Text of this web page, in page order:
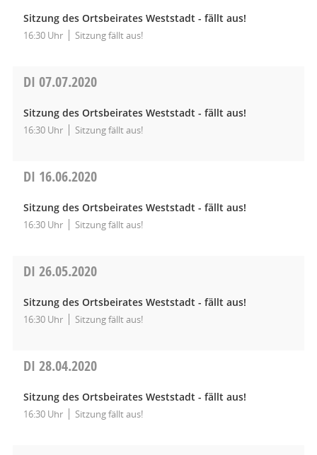
Sitzung des Ortsbeirates Weststadt - fällt aus!
16:30 Uhr Sitzung fällt aus!
DI 07.07.2020
Sitzung des Ortsbeirates Weststadt - fällt aus!
16:30 Uhr Sitzung fällt aus!
DI 16.06.2020
Sitzung des Ortsbeirates Weststadt - fällt aus!
16:30 Uhr Sitzung fällt aus!
DI 26.05.2020
Sitzung des Ortsbeirates Weststadt - fällt aus!
16:30 Uhr Sitzung fällt aus!
DI 28.04.2020
Sitzung des Ortsbeirates Weststadt - fällt aus!
16:30 Uhr Sitzung fällt aus!